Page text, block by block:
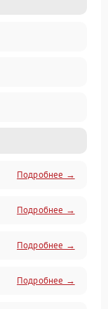
Подробнее →
Подробнее →
Подробнее →
Подробнее →